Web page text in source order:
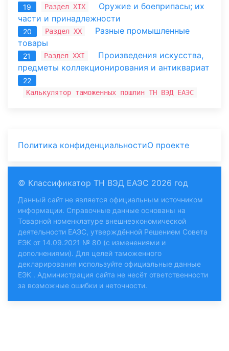
19 Раздел XIX
Оружие и боеприпасы; их
части и принадлежности
20 Раздел XX
Разные промышленные
товары
21 Раздел XXI
Произведения искусства,
предметы коллекционирования и антиквариат
22
Калькулятор таможенных пошлин ТН ВЭД ЕАЭС
Политика конфиденциальностиО проекте
© Классификатор ТН ВЭД ЕАЭС 2026 год
Данный сайт не является официальным источником
информации. Справочные данные основаны на
Товарной номенклатуре внешнеэкономической
деятельности ЕАЭС, утверждённой Решением Совета
ЕЭК от 14.09.2021 № 80 (с изменениями и
дополнениями). Для целей таможенного
декларирования используйте официальные данные
ЕЭК . Администрация сайта не несёт ответственности
за возможные ошибки и неточности.